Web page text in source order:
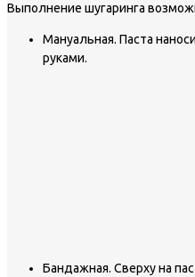
Выполнение шугаринга
Мануальная. Паста
руками.
Бандажная. Сверху на